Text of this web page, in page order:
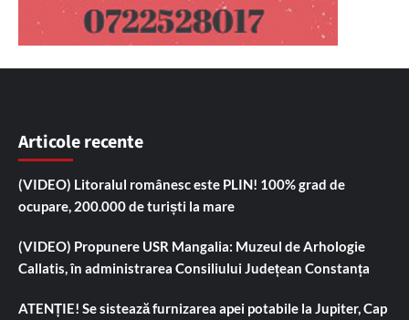
Articole recente
(VIDEO) Litoralul românesc este PLIN! 100% grad de
ocupare, 200.000 de turiști la mare
(VIDEO) Propunere USR Mangalia: Muzeul de Arhologie
Callatis, în administrarea Consiliului Județean Constanța
ATENȚIE! Se sistează furnizarea apei potabile la Jupiter, Cap